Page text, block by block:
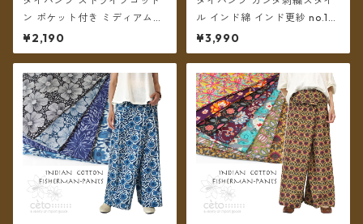
ン ポケット付き ミディアム丈
6カラー【メール便送料無料】
¥2,190
ル インド綿 インド更紗 no.1
フラワープリント 4タイプ ロ
ング丈【メール便送料無料】
¥3,990